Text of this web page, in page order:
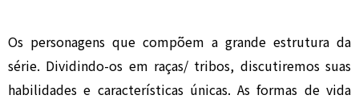
Os personagens que compõem a grande estrutura da
série. Dividindo-os em raças/ tribos, discutiremos suas
habilidades e características únicas. As formas de vida